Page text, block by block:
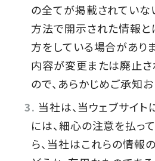
の全てが掲載されていな
方法で開示された情報
方をしている場合があり
内容が変更または廃止
ので、あらかじめご承知お
当社は、当ウェブサイ
には、細心の注意を払っ
ら、当社はこれらの情報